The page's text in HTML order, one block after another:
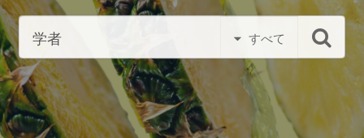
すべて